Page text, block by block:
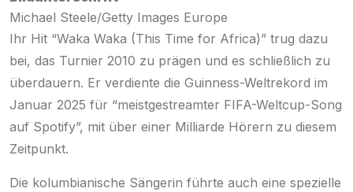
Michael Steele/Getty Images Europe
Ihr Hit “Waka Waka (This Time for Africa)” trug dazu
bei, das Turnier 2010 zu prägen und es schließlich zu
überdauern. Er verdiente die Guinness-Weltrekord im
Januar 2025 für “meistgestreamter FIFA-Weltcup-Song
auf Spotify”, mit über einer Milliarde Hörern zu diesem
Zeitpunkt.
Die kolumbianische Sängerin führte auch eine spezielle